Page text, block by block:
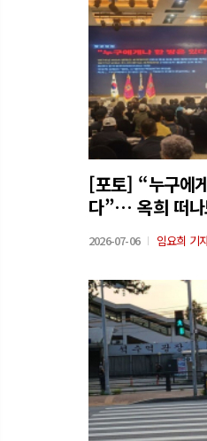
[포토] “누구에
다”… 옥희 떠나
주도서 특강
2026-07-06 임요희 기